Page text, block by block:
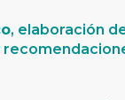
, elaboración